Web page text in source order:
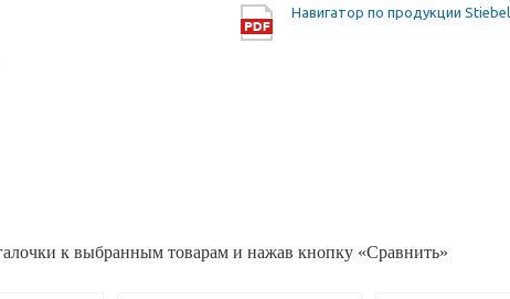
Навигатор по продукции
к выбранным товарам и нажав кнопку «Сравнить»